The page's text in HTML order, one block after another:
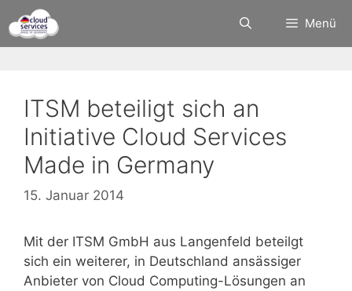
Inhalt
springen
Menü
ITSM beteiligt sich an
Initiative Cloud Services
Made in Germany
15. Januar 2014
Mit der ITSM GmbH aus Langenfeld beteilgt
sich ein weiterer, in Deutschland ansässiger
Anbieter von Cloud Computing-Lösungen an